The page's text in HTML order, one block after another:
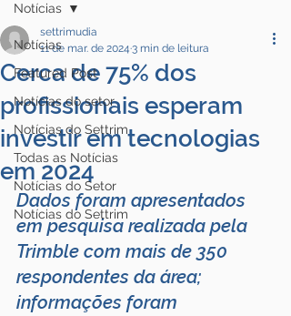
Notícias
Featured Post
Notícias do setor
Notícias do Settrim
Todas as Notícias
Notícias do Setor
Notícias do Settrim
Notícias
Cerca de 75% dos
profissionais esperam
investir em tecnologias
em 2024
settrimudia
11 de mar. de 2024 3 min de leitura
Dados foram apresentados
em pesquisa realizada pela
Trimble com mais de 350
respondentes da área;
informações foram